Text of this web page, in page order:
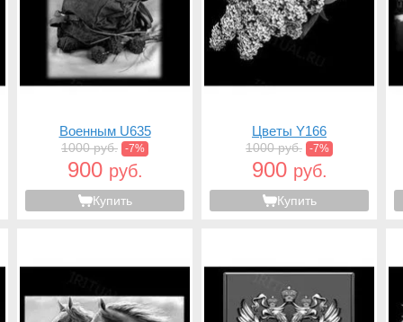
Военным U635
1000 руб. -7%
900 руб.
Купить
Цветы Y166
1000 руб. -7%
900 руб.
Купить